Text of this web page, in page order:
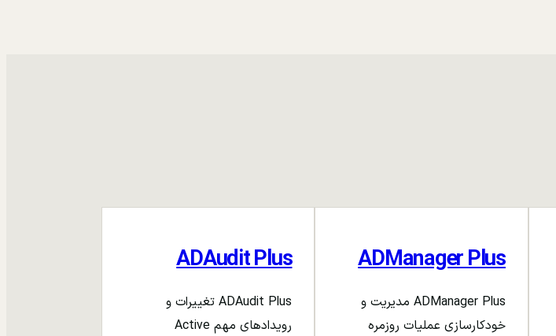
ADManager Plus
ADManager Plus مدیریت و
خودکارسازی عملیات روزمره
ADAudit Plus
ADAudit Plus تغییرات و
رویدادهای مهم Active